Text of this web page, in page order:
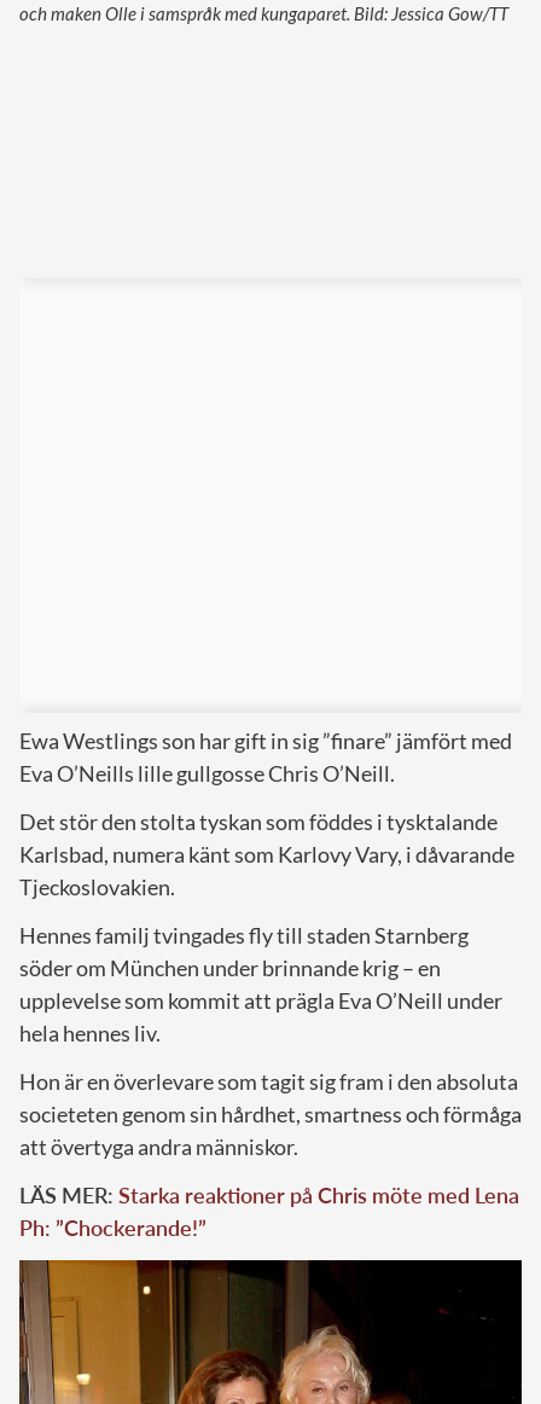
och maken Olle i samspråk med kungaparet. Bild: Jessica Gow/TT
Ewa Westlings son har gift in sig ”finare” jämfört med
Eva O’Neills lille gullgosse Chris O’Neill.
Det stör den stolta tyskan som föddes i tysktalande
Karlsbad, numera känt som Karlovy Vary, i dåvarande
Tjeckoslovakien.
Hennes familj tvingades fly till staden Starnberg
söder om München under brinnande krig – en
upplevelse som kommit att prägla Eva O’Neill under
hela hennes liv.
Hon är en överlevare som tagit sig fram i den absoluta
societeten genom sin hårdhet, smartness och förmåga
att övertyga andra människor.
LÄS MER: Starka reaktioner på Chris möte med Lena
Ph: ”Chockerande!”